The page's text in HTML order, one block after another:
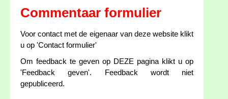
Commentaar formulier
Voor contact met de eigenaar van deze website klikt
u op 'Contact formulier'
Om feedback te geven op DEZE pagina klikt u op
'Feedback geven'. Feedback wordt niet
gepubliceerd.